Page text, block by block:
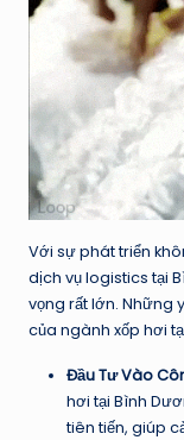
Với sự phát triển
dịch vụ logistics tại
vọng rất lớn. Những
của ngành xốp hơi
Đầu Tư Vào
hơi tại Bình
tiên tiến, giúp